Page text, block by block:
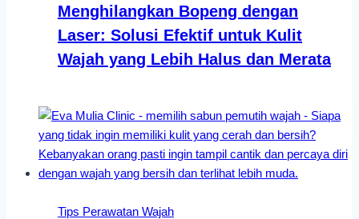
Menghilangkan Bopeng dengan
Laser: Solusi Efektif untuk Kulit
Wajah yang Lebih Halus dan Merata
Tips Perawatan Wajah